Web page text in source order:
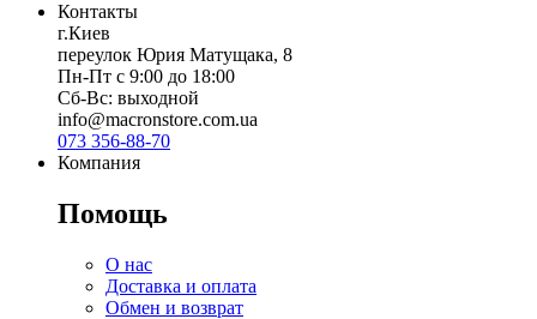
Контакты
г.Киев
переулок Юрия Матущака, 8
Пн-Пт с 9:00 до 18:00
Сб-Вс: выходной
info@macronstore.com.ua
073 356-88-70
Компания
Помощь
О нас
Доставка и оплата
Обмен и возврат